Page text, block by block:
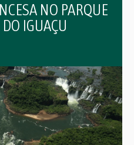
NO PARQUE
IGUAÇU